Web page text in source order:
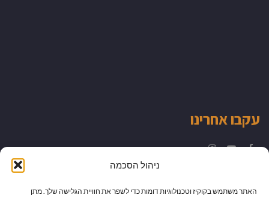
ניהול הסכמה
האתר משתמש בקוקיז וטכנולוגיות דומות כדי לשפר את חוויית הגלישה שלך. מתן
עקבו אחרינו